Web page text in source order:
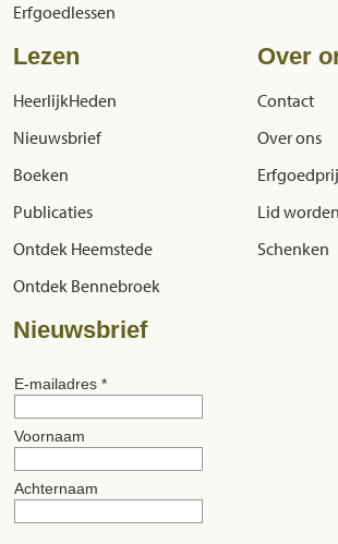
Erfgoedlessen
Lezen
HeerlijkHeden
Nieuwsbrief
Boeken
Publicaties
Ontdek Heemstede
Ontdek Bennebroek
Over
Contact
Over ons
Lid worden
Schenken
Nieuwsbrief